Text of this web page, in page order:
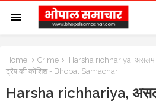
Home Crime
Harsha richhariya, असलम के
ट्रैप की कोशिश - Bhopal Samachar
Harsha richhariya,